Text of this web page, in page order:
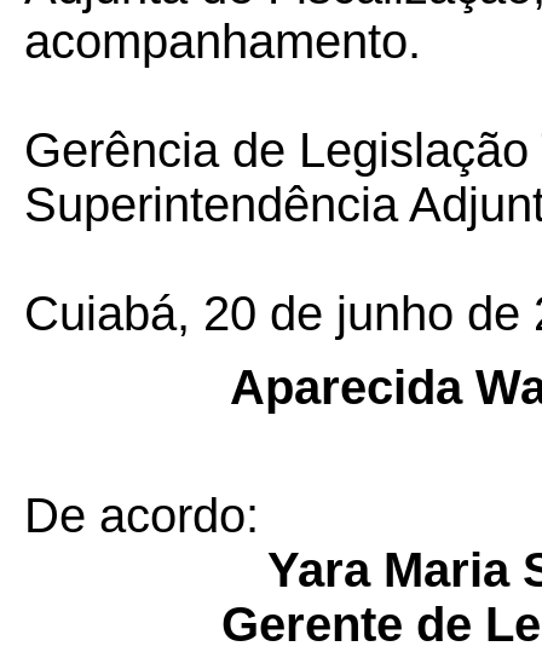
acompanhamento.
Gerência de
Superintendência
Cuiabá, 20 de junho de
Aparecida
De acordo:
Yara Maria
Gerente de